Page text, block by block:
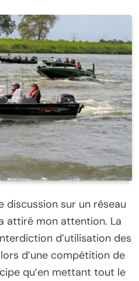
discussion sur un réseau
attiré mon attention. La
d’utilisation des
d’une compétition de
qu’en mettant tout le